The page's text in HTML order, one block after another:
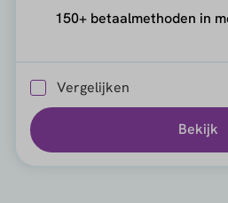
150+ betaalmethoden in
Vergelijken
Bekijk